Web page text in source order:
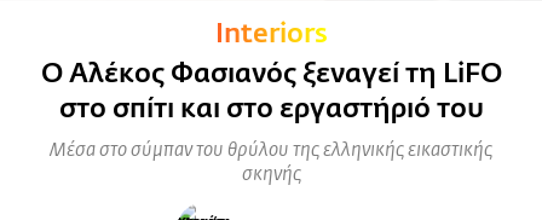
Interiors
Ο Αλέκος Φασιανός ξεναγεί τη LiFO
στο σπίτι και στο εργαστήριό του
Μέσα στο σύμπαν του θρύλου της ελληνικής εικαστικής
σκηνής